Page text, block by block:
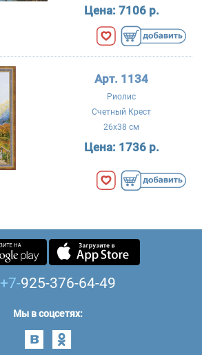
Цена: 7106 р.
Арт. 1134
Риолис
Счетный Крест
26x38 см
Цена: 1736 р.
+7-925-376-64-49
Мы в соцсетях: